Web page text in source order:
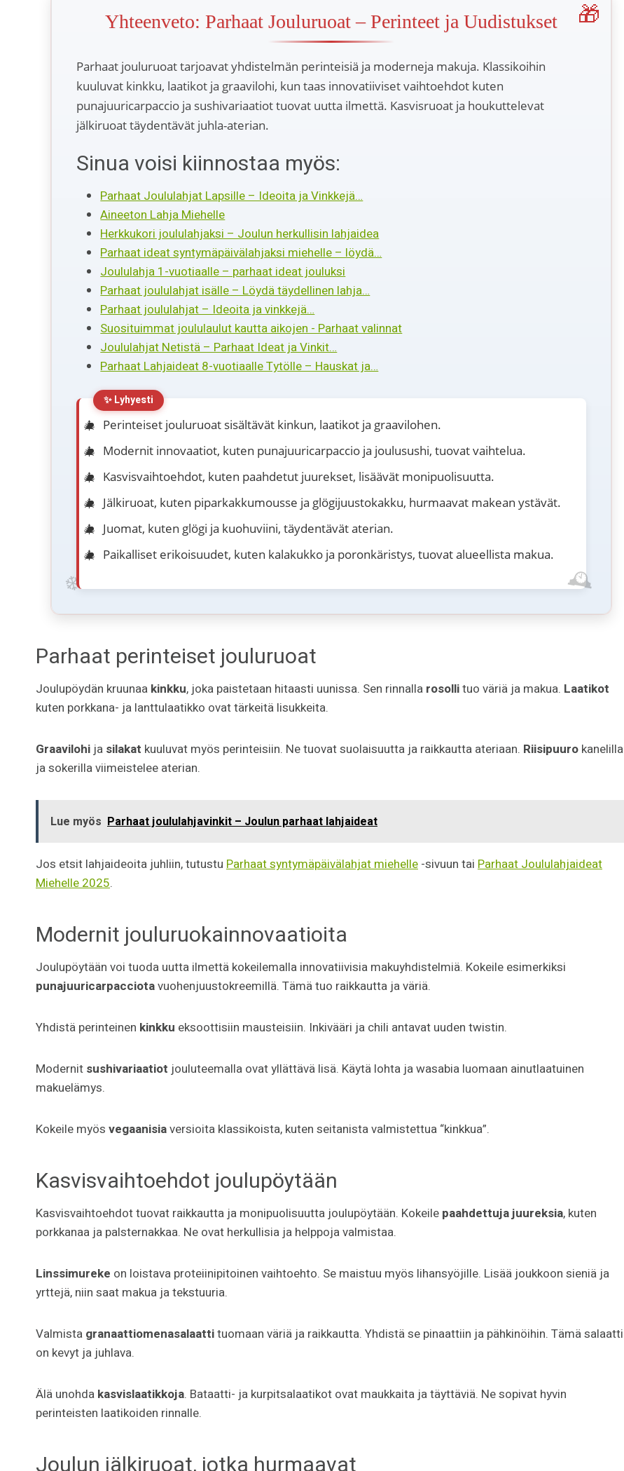
Yhteenveto: Parhaat Jouluruoat – Perinteet ja Uudistukset
Parhaat jouluruoat tarjoavat yhdistelmän perinteisiä ja moderneja makuja. Klassikoihin
kuuluvat kinkku, laatikot ja graavilohi, kun taas innovatiiviset vaihtoehdot kuten
punajuuricarpaccio ja sushivariaatiot tuovat uutta ilmettä. Kasvisruoat ja houkuttelevat
jälkiruoat täydentävät juhla-aterian.
Sinua voisi kiinnostaa myös:
Parhaat Joululahjat Lapsille – Ideoita ja Vinkkejä…
Aineeton Lahja Miehelle
Herkkukori joululahjaksi – Joulun herkullisin lahjaidea
Parhaat ideat syntymäpäivälahjaksi miehelle – löydä…
Joululahja 1-vuotiaalle – parhaat ideat jouluksi
Parhaat joululahjat isälle – Löydä täydellinen lahja…
Parhaat joululahjat – Ideoita ja vinkkejä…
Suosituimmat joululaulut kautta aikojen - Parhaat valinnat
Joululahjat Netistä – Parhaat Ideat ja Vinkit…
Parhaat Lahjaideat 8-vuotiaalle Tytölle – Hauskat ja…
Perinteiset jouluruoat sisältävät kinkun, laatikot ja graavilohen.
Modernit innovaatiot, kuten punajuuricarpaccio ja joulusushi, tuovat vaihtelua.
Kasvisvaihtoehdot, kuten paahdetut juurekset, lisäävät monipuolisuutta.
Jälkiruoat, kuten piparkakkumousse ja glögijuustokakku, hurmaavat makean ystävät.
Juomat, kuten glögi ja kuohuviini, täydentävät aterian.
Paikalliset erikoisuudet, kuten kalakukko ja poronkäristys, tuovat alueellista makua.
Parhaat perinteiset jouluruoat
Joulupöydän kruunaa kinkku, joka paistetaan hitaasti uunissa. Sen rinnalla rosollituo väriä ja makua. Laatikot
kuten porkkana- ja lanttulaatikko ovat tärkeitä lisukkeita.
Graavilohija silakat kuuluvat myös perinteisiin. Ne tuovat suolaisuutta ja raikkautta ateriaan. Riisipuuro kanelilla
ja sokerilla viimeistelee aterian.
Lue myös Parhaat joululahjavinkit – Joulun parhaat lahjaideat
Jos etsit lahjaideoita juhliin, tutustu Parhaat syntymäpäivälahjat miehelle -sivuun tai Parhaat Joululahjaideat
Miehelle 2025.
Modernit jouluruokainnovaatioita
Joulupöytään voi tuoda uutta ilmettä kokeilemalla innovatiivisia makuyhdistelmiä. Kokeile esimerkiksi
punajuuricarpacciotavuohenjuustokreemillä. Tämä tuo raikkautta ja väriä.
Yhdistä perinteinen kinkku eksoottisiin mausteisiin. Inkivääri ja chili antavat uuden twistin.
Modernit sushivariaatiot jouluteemalla ovat yllättävä lisä. Käytä lohta ja wasabia luomaan ainutlaatuinen
makuelämys.
Kokeile myös vegaanisiaversioita klassikoista, kuten seitanista valmistettua “kinkkua”.
Kasvisvaihtoehdot joulupöytään
Kasvisvaihtoehdot tuovat raikkautta ja monipuolisuutta joulupöytään. Kokeile paahdettuja juureksia, kuten
porkkanaa ja palsternakkaa. Ne ovat herkullisia ja helppoja valmistaa.
Linssimureke on loistava proteiinipitoinen vaihtoehto. Se maistuu myös lihansyöjille. Lisää joukkoon sieniä ja
yrttejä, niin saat makua ja tekstuuria.
Valmista granaattiomenasalaattituomaan väriä ja raikkautta. Yhdistä se pinaattiin ja pähkinöihin. Tämä salaatti
on kevyt ja juhlava.
Älä unohda kasvislaatikkoja. Bataatti- ja kurpitsalaatikot ovat maukkaita ja täyttäviä. Ne sopivat hyvin
perinteisten laatikoiden rinnalle.